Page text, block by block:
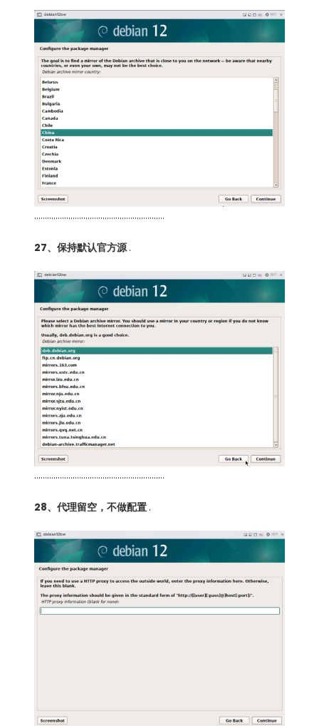
…………………………………………………….
27、保持默认官方源.
…………………………………………………….
28、代理留空，不做配置 .